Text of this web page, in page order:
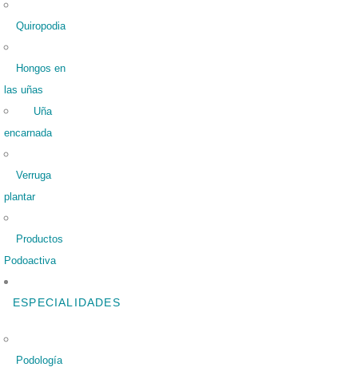
Quiropodia
Hongos en
las uñas
Uña
encarnada
Verruga
plantar
Productos
Podoactiva
ESPECIALIDADES
Podología